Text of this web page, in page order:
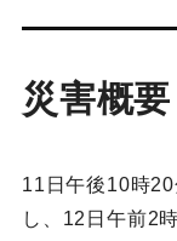
災害概要
11日午後10時
し、12日午前2